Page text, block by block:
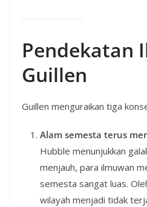
Pendekatan
Guillen
Guillen menguraikan tiga
Alam semesta terus
Hubble menunjukkan
menjauh, para ilmuwan
semesta sangat luas.
wilayah menjadi tidak